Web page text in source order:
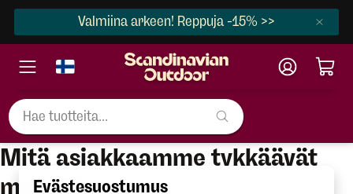
Valmiina arkeen! Reppuja -15% >>
Mitä asiakkaamme tykkäävät
meistä?
Evästesuostumus